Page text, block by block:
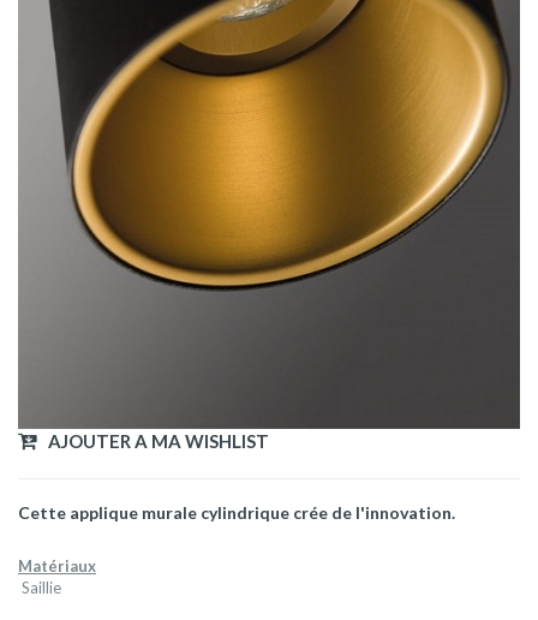
AJOUTER A MA WISHLIST
Cette applique murale cylindrique crée de l'innovation.
Matériaux
Saillie